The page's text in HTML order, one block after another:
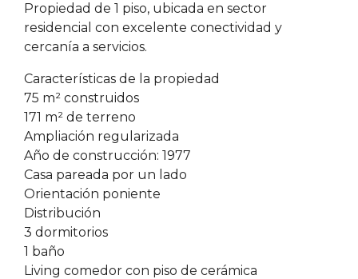
Propiedad de 1 piso, ubicada en sector
residencial con excelente conectividad y
cercanía a servicios.
Características de la propiedad
75 m² construidos
171 m² de terreno
Ampliación regularizada
Año de construcción: 1977
Casa pareada por un lado
Orientación poniente
Distribución
3 dormitorios
1 baño
Living comedor con piso de cerámica